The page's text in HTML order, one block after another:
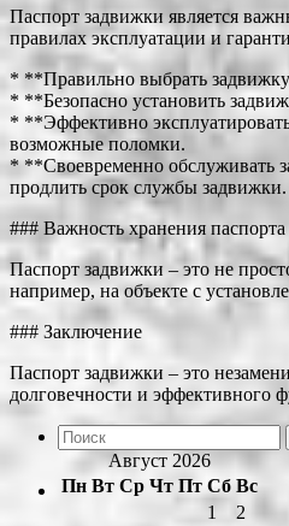
Паспорт задвижки является
правилах эксплуатации и
* **Правильно выбрать
* **Безопасно установить
* **Эффективно
возможные поломки.
* **Своевременно обслуживать
продлить срок службы задвижки.
### Важность хранения
Паспорт задвижки – это не
например, на объекте с
### Заключение
Паспорт задвижки – это
долговечности и эффективного
Август 2026
Пн Вт Ср Чт Пт Сб Вс
1
2